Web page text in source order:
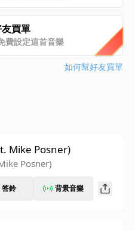
買單
費設定這首音樂
如何幫好友買單
Mike Posner)
Posner)
答鈴 背景音樂